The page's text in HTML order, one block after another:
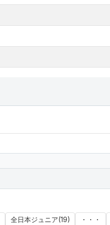
全日本ジュニア(19) ・・・